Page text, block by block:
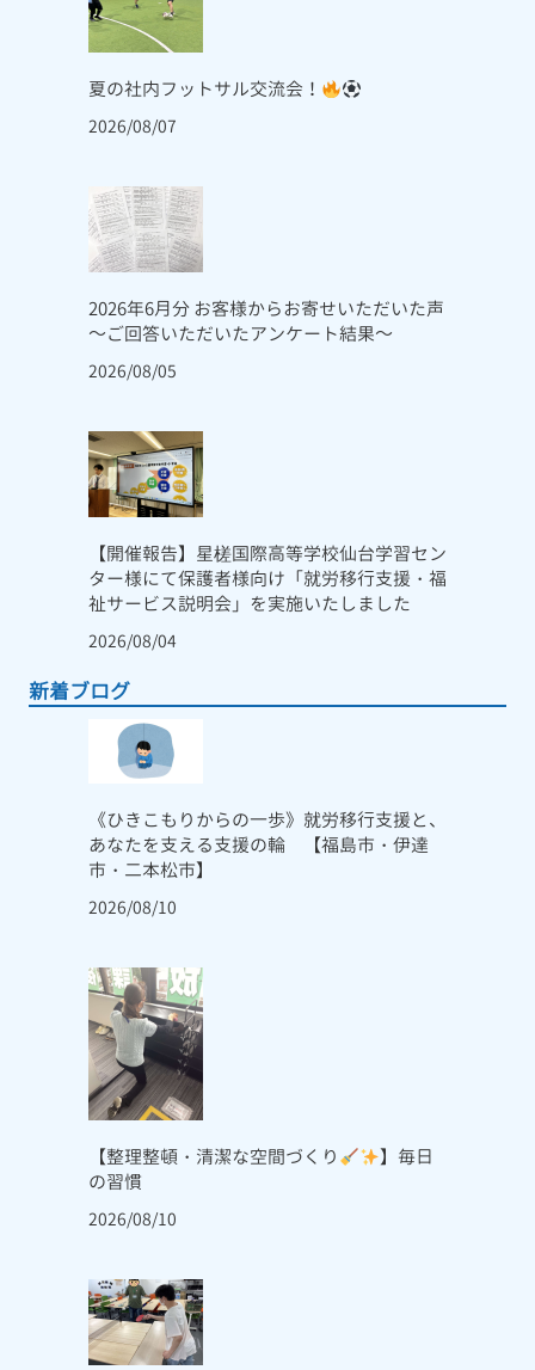
夏の社内フットサル交流会！
2026/08/07
2026年6月分 お客様からお寄せいただいた声
～ご回答いただいたアンケート結果～
2026/08/05
【開催報告】星槎国際高等学校仙台学習セン
ター様にて保護者様向け「就労移行支援・福
祉サービス説明会」を実施いたしました
2026/08/04
新着ブログ
《ひきこもりからの一歩》就労移行支援と、
あなたを支える支援の輪 【福島市・伊達
市・二本松市】
2026/08/10
【整理整頓・清潔な空間づくり
】毎日
の習慣
2026/08/10